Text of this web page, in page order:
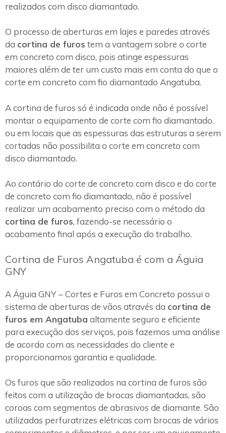
realizados com disco diamantado.
O processo de aberturas em lajes e paredes através
da cortina de furos tem a vantagem sobre o corte
em concreto com disco, pois atinge espessuras
maiores além de ter um custo mais em conta do que o
corte em concreto com fio diamantado Angatuba.
A cortina de furos só é indicada onde não é possível
montar o equipamento de corte com fio diamantado,
ou em locais que as espessuras das estruturas a serem
cortadas não possibilita o corte em concreto com
disco diamantado.
Ao contário do corte de concreto com disco e do corte
de concreto com fio diamantado, não é possível
realizar um acabamento preciso com o método da
cortina de furos, fazendo-se necessário o
acabamento final após a execução do trabalho.
Cortina de Furos Angatuba é com a Águia
GNY
A Águia GNY – Cortes e Furos em Concreto possui o
sistema de aberturas de vãos através da cortina de
furos em Angatuba altamente seguro e eficiente
para execução dos serviços, pois fazemos uma análise
de acordo com as necessidades do cliente e
proporcionamos garantia e qualidade.
Os furos que são realizados na cortina de furos são
feitos com a utilização de brocas diamantadas, são
coroas com segmentos de abrasivos de diamante. São
utilizadas perfuratrizes elétricas com brocas de vários